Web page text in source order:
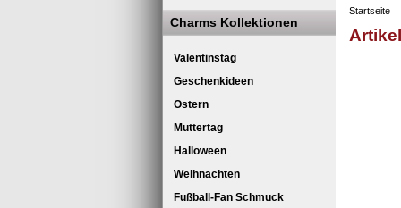
Charms Start-Angebote
Charms
Silberschmuck & mehr
Charms -
Charms Kollektionen
Valentinstag
Geschenkideen
Ostern
Muttertag
Halloween
Weihnachten
Fußball-Fan Schmuck
Startseite